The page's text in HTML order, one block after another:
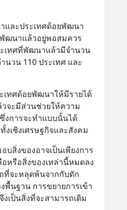
และประเทศด้อยพัฒนา
ฒนาแล้วอยู่พอสมควร
เทศที่พัฒนาแล้วมีจำนวน
นวน 110 ประเทศ และ
เทศด้อยพัฒนาให้มีรายได้
จะมีส่วนช่วยให้ความ
งการจะทำแบบนั้นได้
เชิงเศรษฐกิจและสังคม
สิ่งของอาจเป็นเพียงการ
อหรือสิ่งของเหล่านี้หมดลง
ที่จะหลุดพ้นจากกับดัก
พื้นฐาน การขยายการเข้า
เป็นสิ่งที่จะสามารถเติม